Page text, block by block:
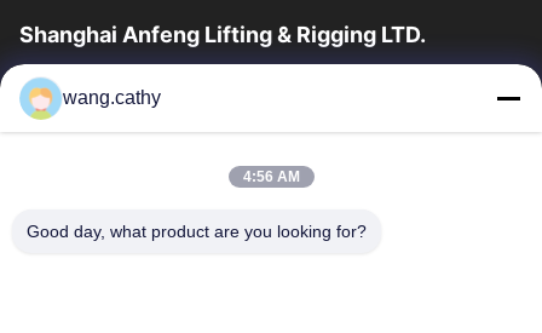
Shanghai Anfeng Lifting & Rigging LTD.
उद्योग में 20 वर्षों के अनुभव के साथ, हम अपने ग्राहकों को प्रीमियम लिफ्टिंग और
हेराफेरी उत्पादों और कस्टम-डिज़ाइन किए गए लिफ्टिंग समाधान प्रदान...
त्वरित लिंक
उत्पादों
वीडियो
हमारे बारे में
wang.cathy
4:56 AM
Good day, what product are you looking for?